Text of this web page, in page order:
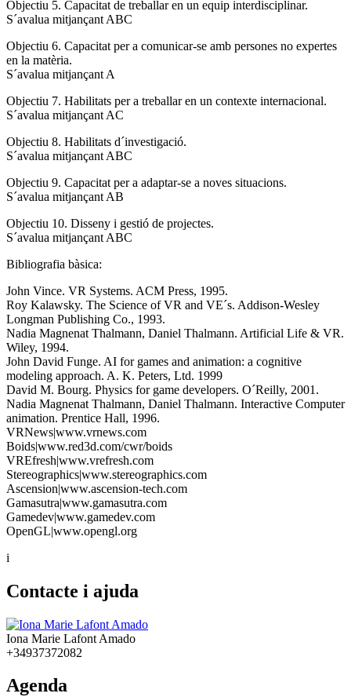
Objectiu 5. Capacitat de treballar en un equip interdisciplinar.
S´avalua mitjançant ABC
Objectiu 6. Capacitat per a comunicar-se amb persones no expertes
en la matèria.
S´avalua mitjançant A
Objectiu 7. Habilitats per a treballar en un contexte internacional.
S´avalua mitjançant AC
Objectiu 8. Habilitats d´investigació.
S´avalua mitjançant ABC
Objectiu 9. Capacitat per a adaptar-se a noves situacions.
S´avalua mitjançant AB
Objectiu 10. Disseny i gestió de projectes.
S´avalua mitjançant ABC
Bibliografia bàsica:
John Vince. VR Systems. ACM Press, 1995.
Roy Kalawsky. The Science of VR and VE´s. Addison-Wesley
Longman Publishing Co., 1993.
Nadia Magnenat Thalmann, Daniel Thalmann. Artificial Life & VR.
Wiley, 1994.
John David Funge. AI for games and animation: a cognitive
modeling approach. A. K. Peters, Ltd. 1999
David M. Bourg. Physics for game developers. O´Reilly, 2001.
Nadia Magnenat Thalmann, Daniel Thalmann. Interactive Computer
animation. Prentice Hall, 1996.
VRNews|www.vrnews.com
Boids|www.red3d.com/cwr/boids
VREfresh|www.vrefresh.com
Stereographics|www.stereographics.com
Ascension|www.ascension-tech.com
Gamasutra|www.gamasutra.com
Gamedev|www.gamedev.com
OpenGL|www.opengl.org
i
Contacte i ajuda
Iona Marie Lafont Amado
+34937372082
Agenda